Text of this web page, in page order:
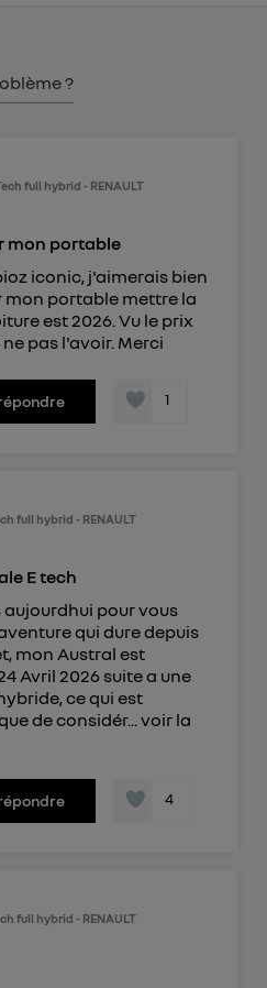
?
full hybrid - RENAULT
mon portable
iconic, j'aimerais bien
portable mettre la
est 2026. Vu le prix
pas l'avoir. Merci
1
full hybrid - RENAULT
E tech
aujourdhui pour vous
qui dure depuis
mon Austral est
Avril 2026 suite a une
ce qui est
de considér...voir la
4
full hybrid - RENAULT
sur les données